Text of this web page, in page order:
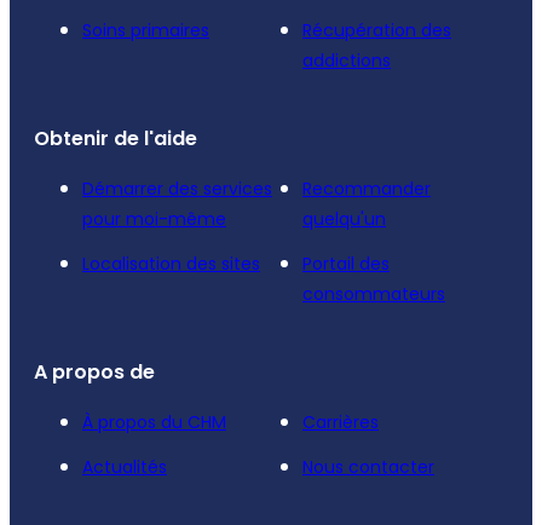
Soins primaires
Récupération des
addictions
Obtenir de l'aide
Démarrer des services
pour moi-même
Recommander
quelqu'un
Localisation des sites
Portail des
consommateurs
A propos de
À propos du CHM
Carrières
Actualités
Nous contacter